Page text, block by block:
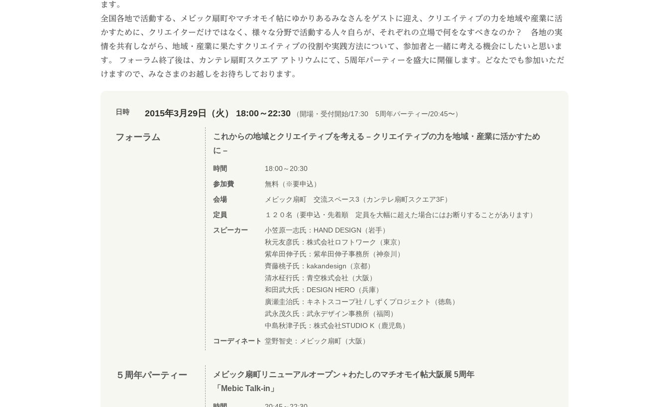
ます。
全国各地で活動する、メビック扇町やマチオモイ帖にゆかりあるみなさんをゲストに迎え、クリエイティブの力を地域や産業に活
かすために、クリエイターだけではなく、様々な分野で活動する人々自らが、それぞれの立場で何をなすべきなのか？ 各地の実
情を共有しながら、地域・産業に果たすクリエイティブの役割や実践方法について、参加者と一緒に考える機会にしたいと思いま
す。 フォーラム終了後は、カンテレ扇町スクエア アトリウムにて、5周年パーティーを盛大に開催します。どなたでも参加いただ
けますので、みなさまのお越しをお待ちしております。
日時 2015年3月29日（火） 18:00～22:30 （開場・受付開始/17:30 5周年パーティー/20:45〜）
フォーラム
これからの地域とクリエイティブを考える – クリエイティブの力を地域・産業に活かすため
に –
時間
18:00～20:30
参加費
無料（※要申込）
会場
メビック扇町 交流スペース3（カンテレ扇町スクエア3F）
定員
１２０名（要申込・先着順 定員を大幅に超えた場合にはお断りすることがあります）
スピーカー
小笠原一志氏：HAND DESIGN（岩手）
秋元友彦氏：株式会社ロフトワーク（東京）
紫牟田伸子氏：紫牟田伸子事務所（神奈川）
齊藤桃子氏：kakandesign（京都）
清水柾行氏：青空株式会社（大阪）
和田武大氏：DESIGN HERO（兵庫）
廣瀬圭治氏：キネトスコープ社 / しずくプロジェクト（徳島）
武永茂久氏：武永デザイン事務所（福岡）
中島秋津子氏：株式会社STUDIO K（鹿児島）
コーディネート 堂野智史：メビック扇町（大阪）
５周年パーティー
メビック扇町リニューアルオープン＋わたしのマチオモイ帖大阪展 5周年
「Mebic Talk-in」